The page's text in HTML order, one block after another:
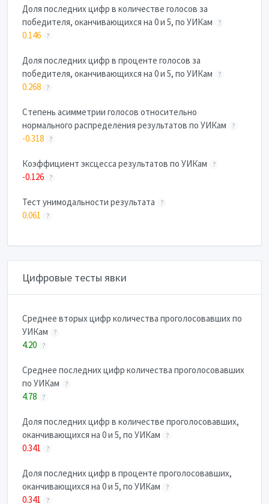
Доля последних цифр в количестве голосов за
победителя, оканчивающихся на 0 и 5, по УИКам
?
0.146 ?
Доля последних цифр в проценте голосов за
победителя, оканчивающихся на 0 и 5, по УИКам
?
0.268 ?
Степень асимметрии голосов относительно
нормального распределения результатов по УИКам
?
-0.318 ?
Коэффициент эксцесса результатов по УИКам ?
-0.126 ?
Тест унимодальности результата ?
0.061 ?
Цифровые тесты явки
Cреднее вторых цифр количества проголосовавших по
УИКам
?
4.20 ?
Cреднее последних цифр количества проголосовавших
по УИКам
?
4.78 ?
Доля последних цифр в количестве проголосовавших,
оканчивающихся на 0 и 5, по УИКам
?
0.341 ?
Доля последних цифр в проценте проголосовавших,
оканчивающихся на 0 и 5, по УИКам
?
0.341 ?